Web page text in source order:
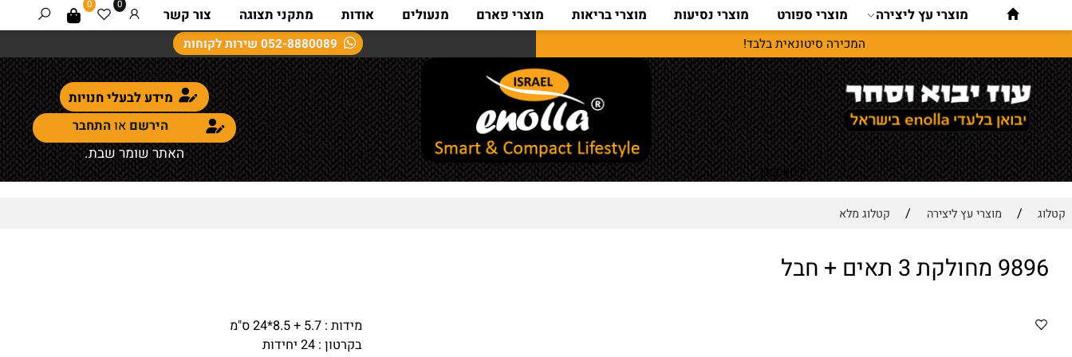
המכירה סיטונאית בלבד! 052-8880089שירות לקוחות
לחץ כאן
מידע לבעלי חנויות
הירשםאוהתחבר
האתר שומר שבת.
0 0
מוצרי עץ ליצירה מוצרי ספורט מוצרי נסיעות מוצרי בריאות מוצרי פארם מנעולים אודות מתקני תצוגה צור קשר
/ מוצרי עץ ליצירה / קטלוג מלא
תאים + חבל
מידות : 5.7 + 8.5*24 ס"מ